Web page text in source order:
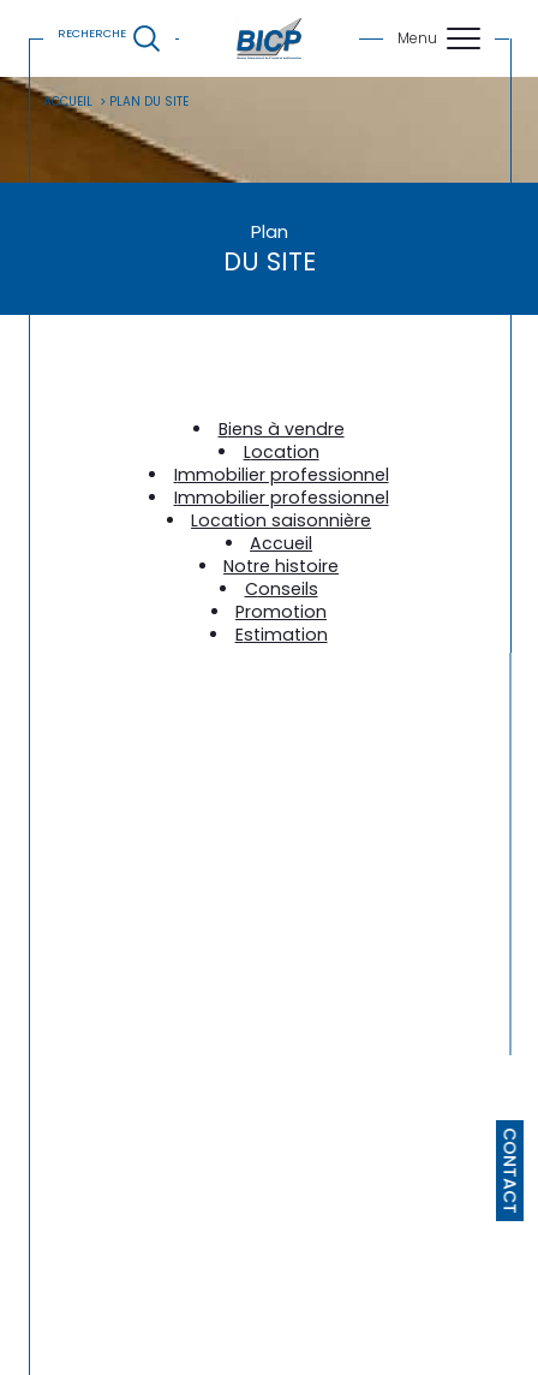
RECHERCHE
CONTACT
ACCUEIL PLAN DU SITE
Plan
DU SITE
biens à vendre
location
immobilier professionnel
immobilier professionnel
location saisonnière
accueil
notre histoire
conseils
promotion
estimation